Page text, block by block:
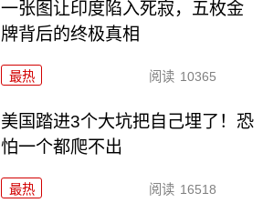
一张图让印度陷入死寂，五枚金
牌背后的终极真相
最热 阅读 10365
美国踏进3个大坑把自己埋了！恐
怕一个都爬不出
最热 阅读 16518